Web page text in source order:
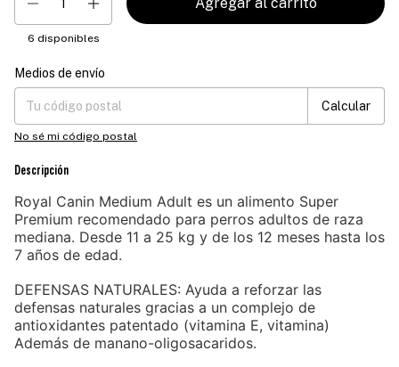
6 disponibles
Entregas para el CP:
Medios de envío
Calcular
No sé mi código postal
Descripción
Royal Canin Medium Adult es un alimento Super
Premium recomendado para perros adultos de raza
mediana. Desde 11 a 25 kg y de los 12 meses hasta los
7 años de edad.
DEFENSAS NATURALES: Ayuda a reforzar las
defensas naturales gracias a un complejo de
antioxidantes patentado (vitamina E, vitamina)
Además de manano-oligosacaridos.